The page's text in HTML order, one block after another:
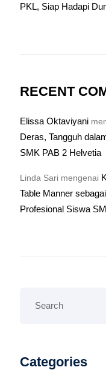
PKL, Siap Hadapi
RECENT
Elissa Oktaviyani
Deras, Tangguh
SMK PAB 2 Helvetia
Linda Sari mengenai
Table Manner
Profesional Siswa
Categories